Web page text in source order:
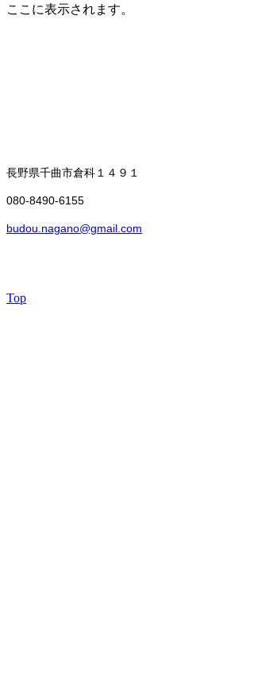
ここに表示されます。
長野県千曲市倉科１４９１
​080-8490-6155
budou.nagano@gmail.com
Top